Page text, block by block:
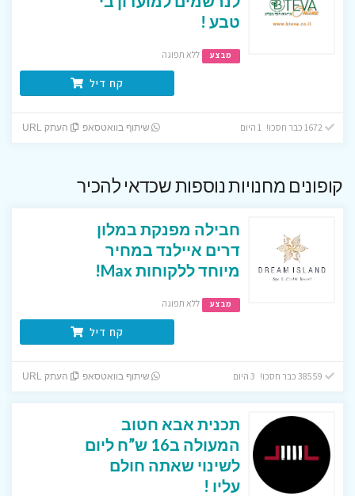
טבע !
מבצע ללא תפוגה
קח דיל
שיתוף בוואטסאפ העתק URL
קופונים מחנויות נוספות שכדאי להכיר
חבילה מפנקת במלון
דרים איילנד במחיר
מיוחד ללקוחות Max!
מבצע ללא תפוגה
קח דיל
שיתוף בוואטסאפ העתק URL
תכנית אבא חטוב
המעולה ב16 ש”ח ליום
לשינוי שאתה חולם
עליו !